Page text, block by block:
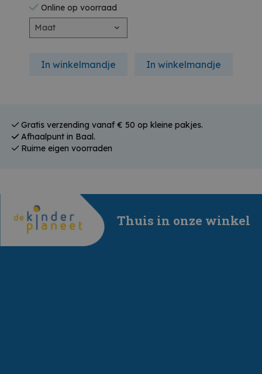
Online op voorraad
Maat
In winkelmandje In winkelmandje
Gratis verzending vanaf € 50 op kleine pakjes.
Afhaalpunt in Baal.
Ruime eigen voorraden
Thuis in onze winkel